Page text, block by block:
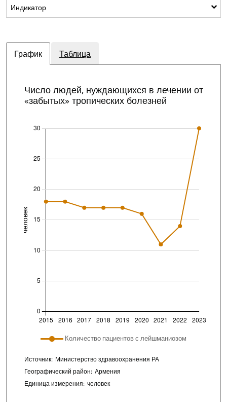
ИндикаторПоказать подкатегории: Индикатор
График Таблица
Число людей, нуждающихся в лечении от
«забытых» тропических болезней
Легенда сюжета: список линий, включенных
Количество пациентов с лейшманиозом
Chart details
Источник: Министерство здравоохранения РА
Географический район: Армения
Единица измерения: человек